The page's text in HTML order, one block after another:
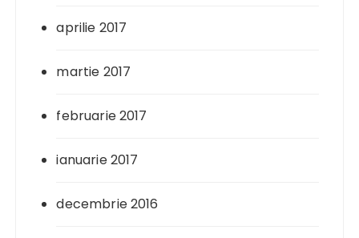
aprilie 2017
martie 2017
februarie 2017
ianuarie 2017
decembrie 2016